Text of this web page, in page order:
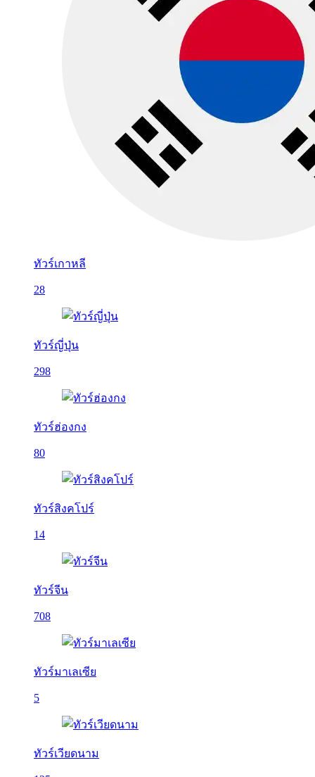
ทัวร์เกาหลี
28
ทัวร์ญี่ปุ่น
298
ทัวร์ฮ่องกง
80
ทัวร์สิงคโปร์
14
ทัวร์จีน
708
ทัวร์มาเลเซีย
5
ทัวร์เวียดนาม